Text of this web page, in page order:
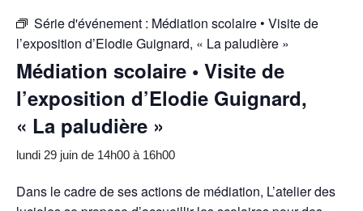
Série d'événement : Médiation scolaire • Visite de
l’exposition d’Elodie Guignard, « La paludière »
Médiation scolaire • Visite de
l’exposition d’Elodie Guignard,
« La paludière »
lundi 29 juin de 14h00 à 16h00
Dans le cadre de ses actions de médiation, L’atelier des